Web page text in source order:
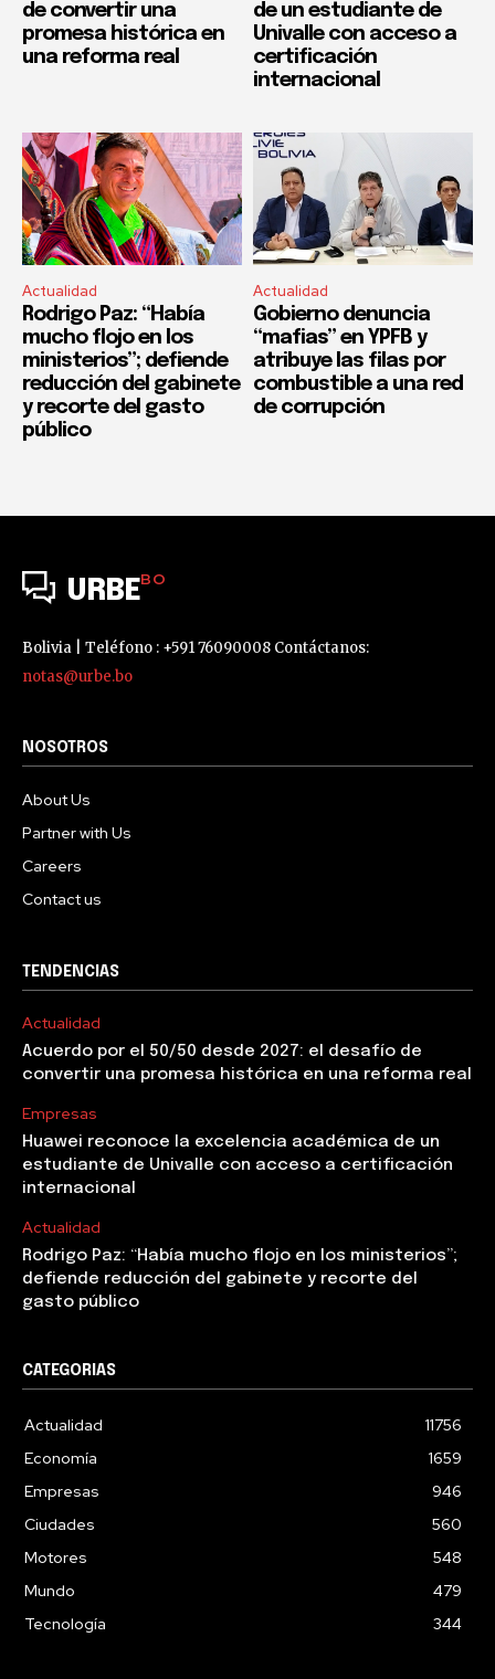
de convertir una
promesa histórica en
una reforma real
de un estudiante de
Univalle con acceso a
certificación
internacional
Actualidad
Rodrigo Paz: “Había
mucho flojo en los
ministerios”; defiende
reducción del gabinete
y recorte del gasto
público
Actualidad
Gobierno denuncia
“mafias” en YPFB y
atribuye las filas por
combustible a una red
de corrupción
URBEBO
Bolivia | Teléfono : +591 76090008 Contáctanos:
notas@urbe.bo
NOSOTROS
About Us
Partner with Us
Careers
Contact us
TENDENCIAS
Actualidad
Acuerdo por el 50/50 desde 2027: el desafío de
convertir una promesa histórica en una reforma real
Empresas
Huawei reconoce la excelencia académica de un
estudiante de Univalle con acceso a certificación
internacional
Actualidad
Rodrigo Paz: “Había mucho flojo en los ministerios”;
defiende reducción del gabinete y recorte del
gasto público
CATEGORIAS
Actualidad
11756
Economía
1659
Empresas
946
Ciudades
560
Motores
548
Mundo
479
Tecnología
344